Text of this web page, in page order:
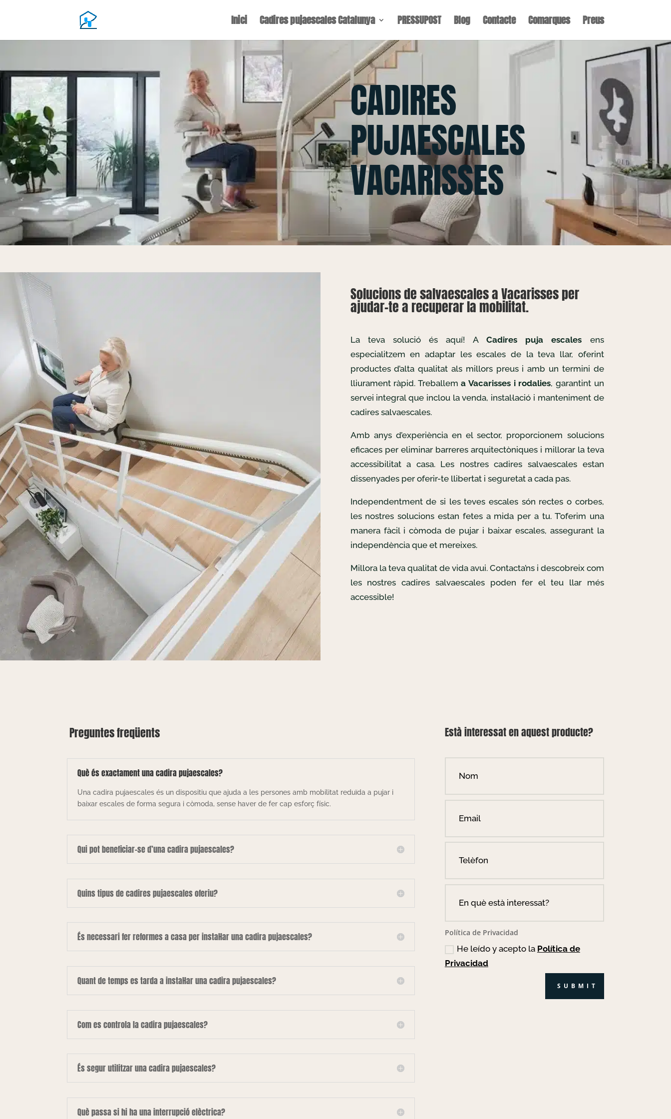
Inici Cadires pujaescales Catalunya PRESSUPOST Blog Contacte Comarques Preus
CADIRES
PUJAESCALES
VACARISSES
Solucions de salvaescales a Vacarisses per
ajudar-te a recuperar la mobilitat.
La teva solució és aquí! A Cadires puja escales ens
especialitzem en adaptar les escales de la teva llar, oferint
productes d’alta qualitat als millors preus i amb un termini de
lliurament ràpid. Treballema Vacarisses i rodalies, garantint un
servei integral que inclou la venda, instal·lació i manteniment de
cadires salvaescales.
Amb anys d’experiència en el sector, proporcionem solucions
eficaces per eliminar barreres arquitectòniques i millorar la teva
accessibilitat a casa. Les nostres cadires salvaescales estan
dissenyades per oferir-te llibertat i seguretat a cada pas.
Independentment de si les teves escales són rectes o corbes,
les nostres solucions estan fetes a mida per a tu. T’oferim una
manera fàcil i còmoda de pujar i baixar escales, assegurant la
independència que et mereixes.
Millora la teva qualitat de vida avui. Contacta’ns i descobreix com
les nostres cadires salvaescales poden fer el teu llar més
accessible!
Preguntes freqüents
Què és exactament una cadira pujaescales?
Una cadira pujaescales és un dispositiu que ajuda a les persones amb mobilitat reduïda a pujar i
baixar escales de forma segura i còmoda, sense haver de fer cap esforç físic.
Qui pot beneficiar-se d’una cadira pujaescales?
Quins tipus de cadires pujaescales oferiu?
És necessari fer reformes a casa per instal·lar una cadira pujaescales?
Quant de temps es tarda a instal·lar una cadira pujaescales?
Com es controla la cadira pujaescales?
És segur utilitzar una cadira pujaescales?
Què passa si hi ha una interrupció elèctrica?
Està interessat en aquest producte?
Política de Privacidad
He leído y acepto la Política de
Privacidad
SUBMIT